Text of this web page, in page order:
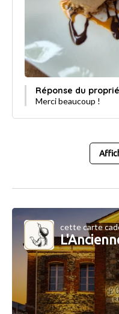
Réponse du
Merci beaucoup !
cette carte